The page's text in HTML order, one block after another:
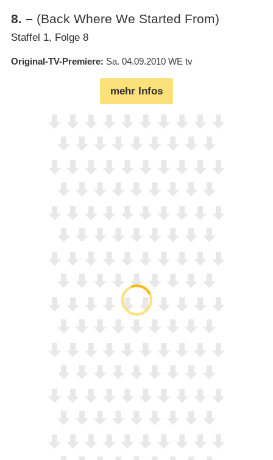
8. – (Back Where We Started From)
Staffel 1, Folge 8
Original-TV-Premiere Sa. 04.09.2010 WE tv
mehr Infos